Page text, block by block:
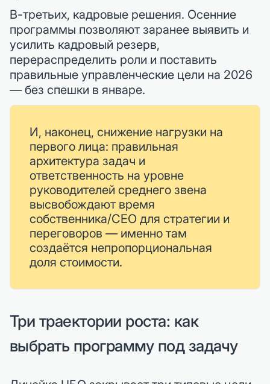
В-третьих, кадровые решения. Осенние
программы позволяют заранее выявить и
усилить кадровый резерв,
перераспределить роли и поставить
правильные управленческие цели на 2026
— без спешки в январе.
И, наконец, снижение нагрузки на
первого лица: правильная
архитектура задач и
ответственность на уровне
руководителей среднего звена
высвобождают время
собственника/CEO для стратегии и
переговоров — именно там
создаётся непропорциональная
доля стоимости.
Три траектории роста: как
выбрать программу под задачу